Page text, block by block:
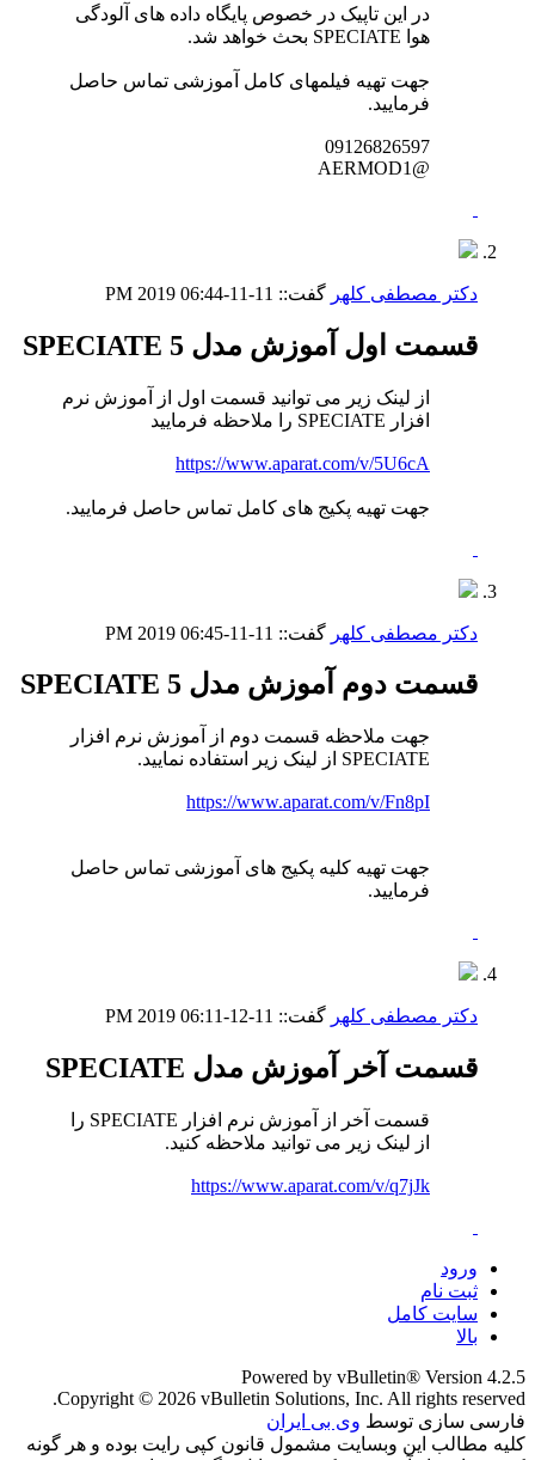
در این تاپیک در خصوص پایگاه داده های آلودگی
هوا SPECIATE بحث خواهد شد.
جهت تهیه فیلمهای کامل آموزشی تماس حاصل
فرمایید.
09126826597
@AERMOD1
دکتر مصطفی کلهر گفت:: 11-11-2019
06:44 PM
قسمت اول آموزش مدل SPECIATE 5
از لینک زیر می توانید قسمت اول از آموزش نرم
افزار SPECIATE را ملاحظه فرمایید
https://www.aparat.com/v/5U6cA
جهت تهیه پکیج های کامل تماس حاصل فرمایید.
دکتر مصطفی کلهر گفت:: 11-11-2019
06:45 PM
قسمت دوم آموزش مدل SPECIATE 5
جهت ملاحظه قسمت دوم از آموزش نرم افزار
SPECIATE از لینک زیر استفاده نمایید.
https://www.aparat.com/v/Fn8pI
جهت تهیه کلیه پکیج های آموزشی تماس حاصل
فرمایید.
دکتر مصطفی کلهر گفت:: 11-12-2019
06:11 PM
قسمت آخر آموزش مدل SPECIATE
قسمت آخر از آموزش نرم افزار SPECIATE را
از لینک زیر می توانید ملاحظه کنید.
https://www.aparat.com/v/q7jJk
ورود
ثبت نام
سایت کامل
بالا
Powered by vBulletin® Version 4.2.5
Copyright © 2026 vBulletin Solutions, Inc. All rights reserved.
فارسی سازی توسط وی بی ایران
کلیه مطالب این وبسایت مشمول قانون کپی رایت بوده و هر گونه